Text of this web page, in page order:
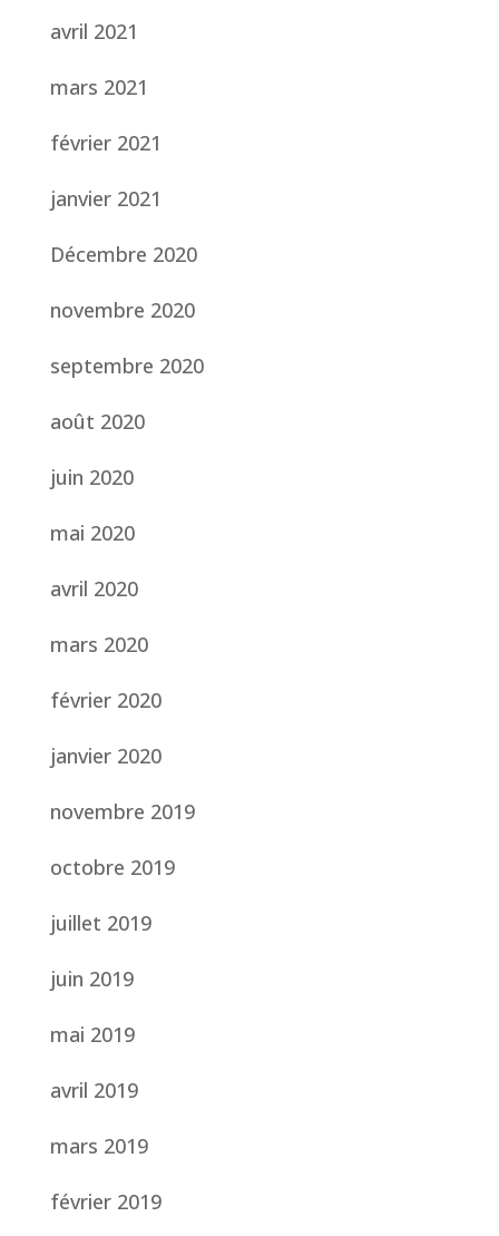
avril 2021
mars 2021
février 2021
janvier 2021
Décembre 2020
novembre 2020
septembre 2020
août 2020
juin 2020
mai 2020
avril 2020
mars 2020
février 2020
janvier 2020
novembre 2019
octobre 2019
juillet 2019
juin 2019
mai 2019
avril 2019
mars 2019
février 2019